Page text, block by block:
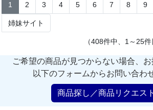
1 2 3 4 5 6 7 8 9
姉妹サイト
（408件中、1～25件
ご希望の商品が見つからない場合、お
以下のフォームからお問い合わ
商品探し／商品リクエス